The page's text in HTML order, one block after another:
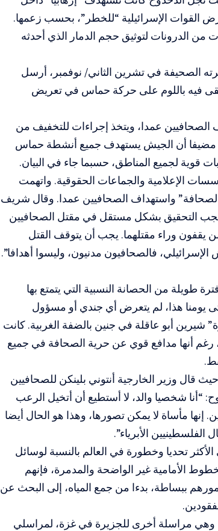
القوات الإسرائيلية “للخطر”، بحسب زعمها.
الدرونات لتوثيق حجم الدمار الذي أحدثه
الصحيفة في تشرين الثاني/ نوفمبر، أرسل
فيه باللوم على حركة حماس في تعريض
الصحافيين عمدا، ويتخذ إجراءات للتخفيف من
مضيفا أن الجيش يستهدف جميع أنشطة حماس
قوية لجميع المناطق، حسبما جاء في البيان.
الإعلامية والجماعات الحقوقية. واتهمت
الصحافة” واستهداف الصحافيين عمدا. وقال شريف
التحقيق بشكل مستقل في مقتل الصحافيين
وراء مقتلهما. يجب أن يتوقف القتل
فالصحافيون مدنيون، وليسوا أهدافا”.
طويلة من الحصانة النسبية التي يتمتع بها
يومنا هذا، لم يتعرض أي جندي أو مسؤول
شيرين أبو عاقلة في جنين بالضفة الغربية. كانت
رغم أنها مدافع قوي عن حرية الصحافة في جميع
قال وزير الخارجية أنتوني بلينكن للصحافيين
“أنا شخصيا والد، لا أستطيع أن أتخيل الرعب
مأساة لا يمكن تصورها، وهذا هو الحال أيضا
الفلسطينيين الأبرياء”.
تحديا وخطورة في العالم بالنسبة لوسائل
الأمامية غير الواضحة والمدمرة، فإنهم
ببساطة، بدءا من جمع المياه، إلى البحث عن
وهي مراسلة أخرى للجزيرة في غزة، لمراسلي